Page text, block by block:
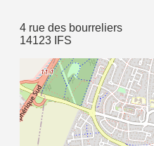
4 rue des bourreliers
14123 IFS